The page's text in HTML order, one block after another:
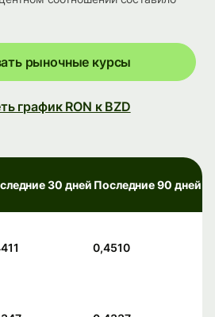
рыночные курсы
график RON к BZD
30 дней Последние 90 дней
0,4510